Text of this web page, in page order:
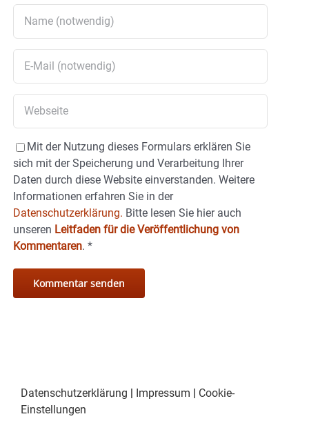
Mit der Nutzung dieses Formulars erklären Sie
sich mit der Speicherung und Verarbeitung Ihrer
Daten durch diese Website einverstanden. Weitere
Informationen erfahren Sie in der
Datenschutzerklärung. Bitte lesen Sie hier auch
unseren Leitfaden für die Veröffentlichung von
Kommentaren. *
Datenschutzerklärung | Impressum | Cookie-
Einstellungen